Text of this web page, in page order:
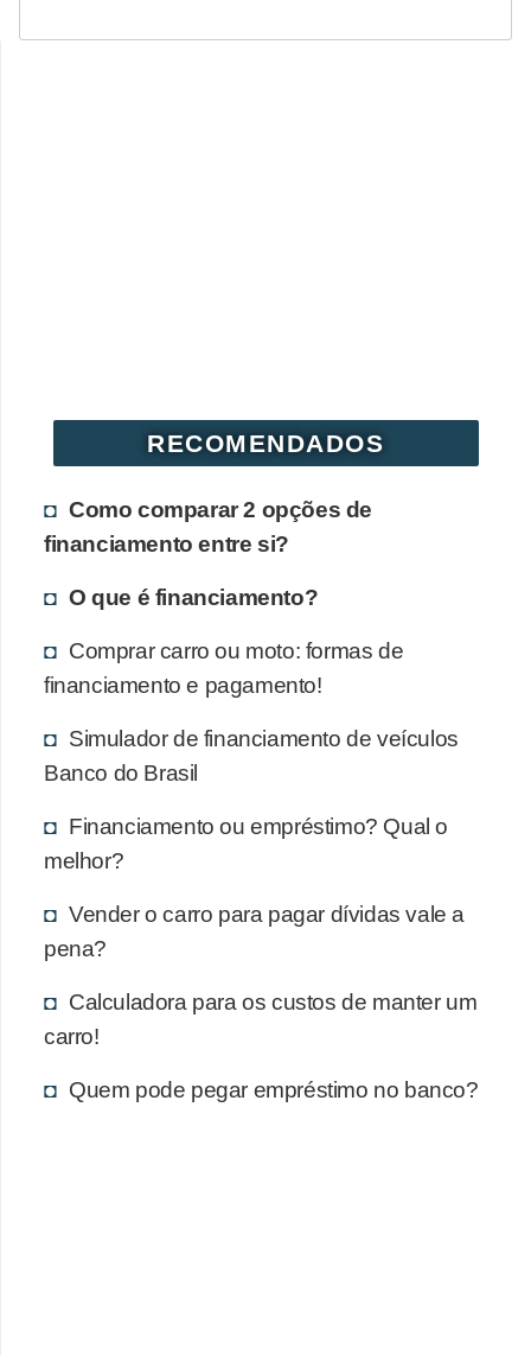
RECOMENDADOS
Como comparar 2 opções de
financiamento entre si?
O que é financiamento?
Comprar carro ou moto: formas de
financiamento e pagamento!
Simulador de financiamento de veículos
Banco do Brasil
Financiamento ou empréstimo? Qual o
melhor?
Vender o carro para pagar dívidas vale a
pena?
Calculadora para os custos de manter um
carro!
Quem pode pegar empréstimo no banco?